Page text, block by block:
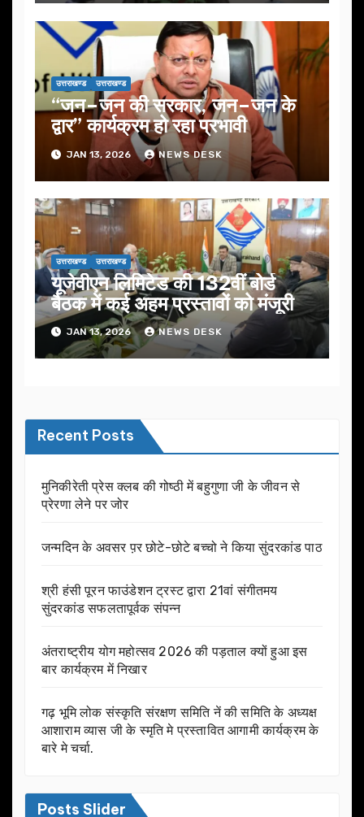
उत्तराखण्ड उत्तराखण्ड
“जन–जन की सरकार, जन–जन के
द्वार” कार्यक्रम हो रहा प्रभावी
JAN 13, 2026 NEWS DESK
उत्तराखण्ड उत्तराखण्ड
यूजेवीएन लिमिटेड की 132वीं बोर्ड
बैठक में कई अहम प्रस्तावों को मंजूरी
JAN 13, 2026 NEWS DESK
Recent Posts
मुनिकीरेती प्रेस क्लब की गोष्ठी में बहुगुणा जी के जीवन से
प्रेरणा लेने पर जोर
जन्मदिन के अवसर प़र छोटे-छोटे बच्चो ने किया सुंदरकांड पाठ
श्री हंसी पूरन फाउंडेशन ट्रस्ट द्वारा 21वां संगीतमय
सुंदरकांड सफलतापूर्वक संपन्न
अंतराष्ट्रीय योग महोत्सव 2026 की पड़ताल क्यों हुआ इस
बार कार्यक्रम में निखार
गढ़ भूमि लोक संस्कृति संरक्षण समिति नें की समिति के अध्यक्ष
आशाराम व्यास जी के स्मृति मे प्रस्तावित आगामी कार्यक्रम के
बारे मे चर्चा.
Posts Slider